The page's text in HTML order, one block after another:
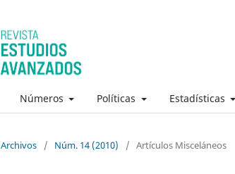
Números Políticas Estadísticas
Archivos / Núm. 14 (2010) / Artículos Misceláneos